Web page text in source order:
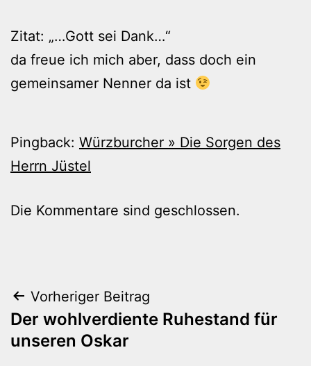
Zitat: „…Gott sei Dank…“
da freue ich mich aber, dass doch ein
gemeinsamer Nenner da ist
Pingback: Würzburcher » Die Sorgen des
Herrn Jüstel
Die Kommentare sind geschlossen.
Beitragsnavigation
Vorheriger Beitrag
Der wohlverdiente Ruhestand für
unseren Oskar